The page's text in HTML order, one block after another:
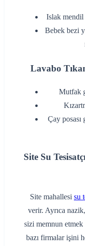
‌Islak mendil
‌Bebek bezi
Lavabo
‌Mutfak
‌Çay posası
Site Su
Site mahallesi su
verir. Ayrıca
sizi memnun
bazı firmalar işini